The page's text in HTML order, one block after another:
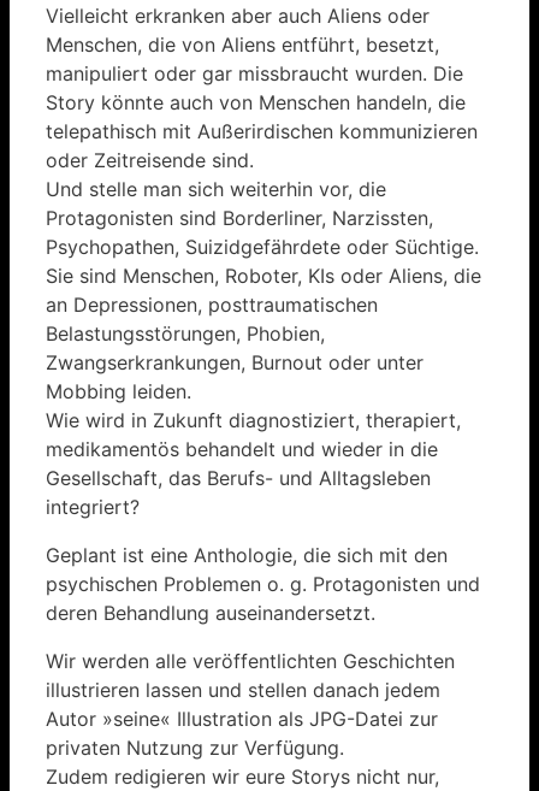
Vielleicht erkranken aber auch Aliens oder
Menschen, die von Aliens entführt, besetzt,
manipuliert oder gar missbraucht wurden. Die
Story könnte auch von Menschen handeln, die
telepathisch mit Außerirdischen kommunizieren
oder Zeitreisende sind.
Und stelle man sich weiterhin vor, die
Protagonisten sind Borderliner, Narzissten,
Psychopathen, Suizidgefährdete oder Süchtige.
Sie sind Menschen, Roboter, KIs oder Aliens, die
an Depressionen, posttraumatischen
Belastungsstörungen, Phobien,
Zwangserkrankungen, Burnout oder unter
Mobbing leiden.
Wie wird in Zukunft diagnostiziert, therapiert,
medikamentös behandelt und wieder in die
Gesellschaft, das Berufs- und Alltagsleben
integriert?
Geplant ist eine Anthologie, die sich mit den
psychischen Problemen o. g. Protagonisten und
deren Behandlung auseinandersetzt.
Wir werden alle veröffentlichten Geschichten
illustrieren lassen und stellen danach jedem
Autor »seine« Illustration als JPG-Datei zur
privaten Nutzung zur Verfügung.
Zudem redigieren wir eure Storys nicht nur,